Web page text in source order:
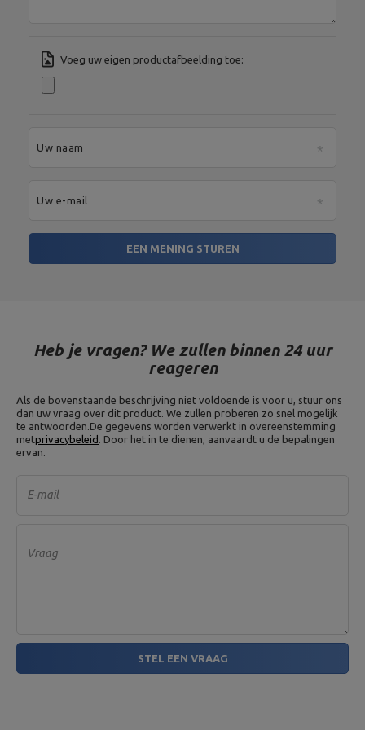
Voeg uw eigen productafbeelding toe:
Uw naam
Uw e-mail
EEN MENING STUREN
Heb je vragen? We zullen binnen 24 uur
reageren
Als de bovenstaande beschrijving niet voldoende is voor u, stuur ons
dan uw vraag over dit product. We zullen proberen zo snel mogelijk
te antwoorden.De gegevens worden verwerkt in overeenstemming
metprivacybeleid . Door het in te dienen, aanvaardt u de bepalingen
ervan.
E-mail
Vraag
STEL EEN VRAAG